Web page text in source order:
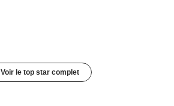
Voir le top star complet